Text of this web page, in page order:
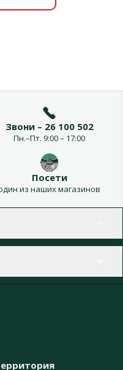
Звони – 26 100 502
Пн.–Пт. 9:00 – 17:00
Посети
из наших магазинов